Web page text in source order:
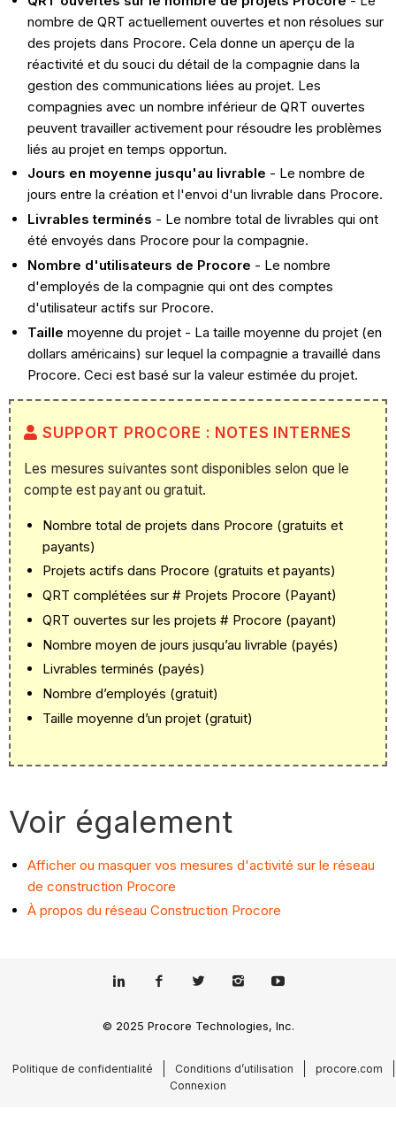
nombre de QRT actuellement ouvertes et non résolues sur
des projets dans Procore. Cela donne un aperçu de la
réactivité et du souci du détail de la compagnie dans la
gestion des communications liées au projet. Les
compagnies avec un nombre inférieur de QRT ouvertes
peuvent travailler activement pour résoudre les problèmes
liés au projet en temps opportun.
Jours en moyenne jusqu'au livrable - Le nombre de
jours entre la création et l'envoi d'un livrable dans Procore.
Livrables terminés - Le nombre total de livrables qui ont
été envoyés dans Procore pour la compagnie.
Nombre d'utilisateurs de Procore - Le nombre
d'employés de la compagnie qui ont des comptes
d'utilisateur actifs sur Procore.
Taille moyenne du projet - La taille moyenne du projet (en
dollars américains) sur lequel la compagnie a travaillé dans
Procore. Ceci est basé sur la valeur estimée du projet.
SUPPORT PROCORE : NOTES INTERNES
Les mesures suivantes sont disponibles selon que le
compte est payant ou gratuit.
Nombre total de projets dans Procore (gratuits et
payants)
Projets actifs dans Procore (gratuits et payants)
QRT complétées sur # Projets Procore (Payant)
QRT ouvertes sur les projets # Procore (payant)
Nombre moyen de jours jusqu’au livrable (payés)
Livrables terminés (payés)
Nombre d’employés (gratuit)
Taille moyenne d’un projet (gratuit)
Voir également
Afficher ou masquer vos mesures d'activité sur le réseau
de construction Procore
À propos du réseau Construction Procore
© 2025 Procore Technologies, Inc.
Politique de confidentialité Conditions d’utilisation
procore.com
Connexion